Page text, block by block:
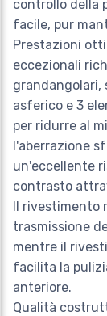
controllo della
facile, pur
Prestazioni
eccezionali
asferico e 3
per ridurre al
l'aberrazione
un'eccellente
contrasto
Il rivestimento
trasmissione
mentre il
facilita la
anteriore.
Qualità